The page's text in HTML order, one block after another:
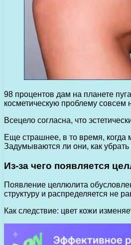
98 процентов дам на планете
косметическую проблему совсем
Всецело согласна, что
Еще страшнее, в то время,
Задумываются ли они, как
Из-за чего появляется
Появление целлюлита
структуру и распределяется не
Как следствие: цвет кожи